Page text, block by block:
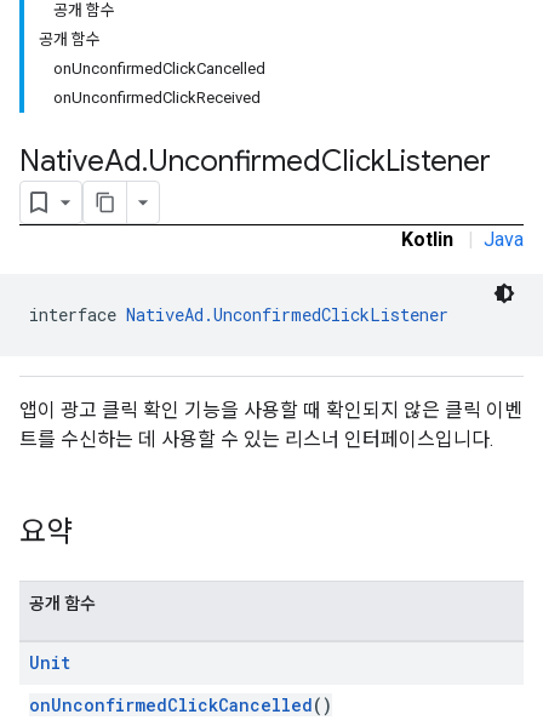
공개 함수
공개 함수
onUnconfirmedClickCancelled
onUnconfirmedClickReceived
NativeAd.UnconfirmedClickListener
Kotlin | Java
interface NativeAd.UnconfirmedClickListener
앱이 광고 클릭 확인 기능을 사용할 때 확인되지 않은 클릭 이벤
트를 수신하는 데 사용할 수 있는 리스너 인터페이스입니다.
요약
공개 함수
Unit
onUnconfirmedClickCancelled()